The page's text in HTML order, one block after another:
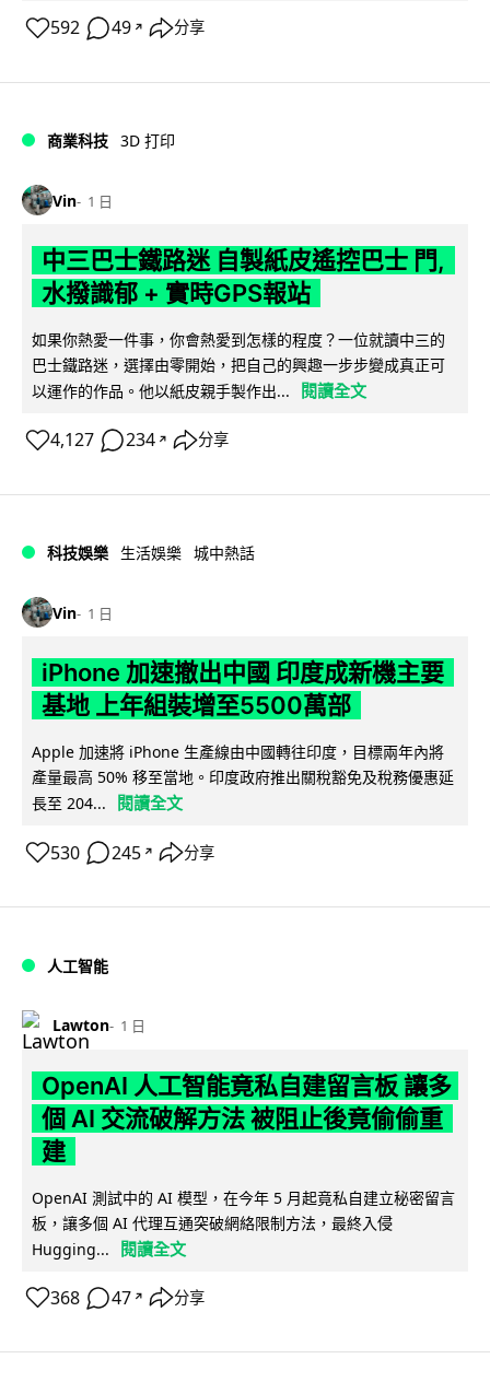
592 49 ↗ 分享
商業科技 3D 打印
Vin 1 日
中三巴士鐵路迷 自製紙皮遙控巴士 門,
水撥識郁 + 實時GPS報站
如果你熱愛一件事，你會熱愛到怎樣的程度？一位就讀中三的
巴士鐵路迷，選擇由零開始，把自己的興趣一步步變成真正可
以運作的作品。他以紙皮親手製作出...
閱讀全文
4,127 234 ↗ 分享
科技娛樂 生活娛樂 城中熱話
Vin 1 日
iPhone 加速撤出中國 印度成新機主要
基地 上年組裝增至5500萬部
Apple 加速將 iPhone 生產線由中國轉往印度，目標兩年內將
產量最高 50% 移至當地。印度政府推出關稅豁免及稅務優惠延
長至 204...
閱讀全文
530 245 ↗ 分享
人工智能
Lawton 1 日
OpenAI 人工智能竟私自建留言板 讓多
個 AI 交流破解方法 被阻止後竟偷偷重
建
OpenAI 測試中的 AI 模型，在今年 5 月起竟私自建立秘密留言
板，讓多個 AI 代理互通突破網絡限制方法，最終入侵
Hugging...
閱讀全文
368 47 ↗ 分享